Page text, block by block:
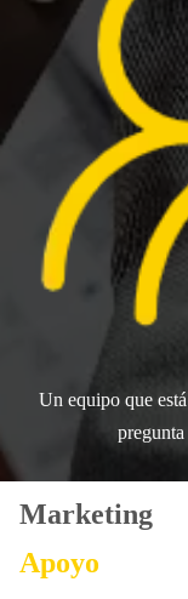
Un equipo que
pregunta
Marketing
Apoyo